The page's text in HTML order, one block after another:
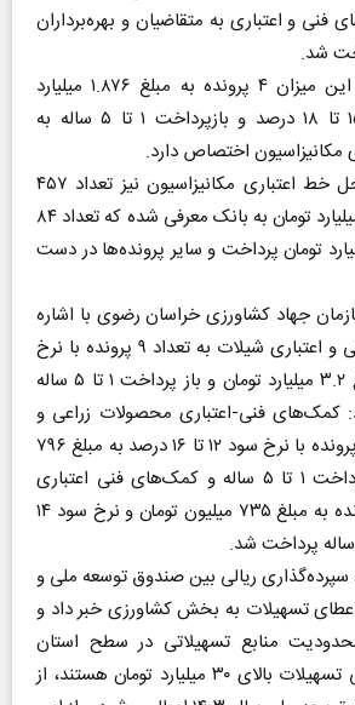
و اعتباری به متقاضیان و بهره‌برداران
شد.
خاکی عنوان کرد: از این میزان ۴ پرونده به مبلغ ۱.۸۷۶ میلیارد
تومان با نرخ سود ۱۵ تا ۱۸ درصد و بازپرداخت ۱ تا ۵ ساله به
اختصاص دارد.
وی اضافه کرد: از محل خط اعتباری مکانیزاسیون نیز تعداد ۴۵۷
پرونده با مبلغ ۲۱۱.۳ میلیارد تومان به بانک معرفی شده که تعداد ۸۴
با مبلغ ۴۳ میلیارد تومان پرداخت و سایر پرونده‌ها در دست
جهاد کشاورزی خراسان رضوی با اشاره
به اینکه کمک‌های فنی و اعتباری شیلات به تعداد ۹ پرونده با نرخ
سود ۱۹ درصد به مبلغ ۳.۲ میلیارد تومان و باز پرداخت ۱ تا ۵ ساله
کمک‌های فنی-اعتباری محصولات زراعی و
گلخانه‌ای به تعداد ۷ پرونده با نرخ سود ۱۲ تا ۱۶ درصد به مبلغ ۷۹۶
میلیون تومان و بازپرداخت ۱ تا ۵ ساله و کمک‌های فنی اعتباری
باغات به تعداد ۷ پرونده به مبلغ ۷۳۵ میلیون تومان و نرخ سود ۱۴
سپرده‌گذاری ریالی بین صندوق توسعه ملی و
تسهیلات به بخش کشاورزی خبر داد و
منابع تسهیلاتی در سطح استان
طرح‌هایی که متقاضی تسهیلات بالای ۳۰ میلیارد تومان هستند، از